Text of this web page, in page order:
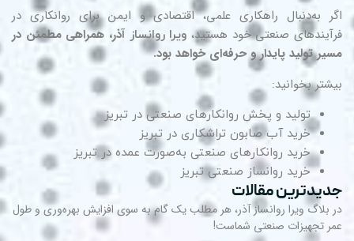
به‌دنبال راهکاری علمی، اقتصادی و ایمن برای روانکاری در
صنعتی خود هستید،ویرا روانسازآذر، همراهی مطمئن در
تولید پایدار و حرفه‌ای خواهد بود.
بخوانید:
تولید و پخش روانکارهای صنعتی در تبریز
خرید آب صابون تراشکاری در تبریز
خرید روانکارهای صنعتی به‌صورت عمده در تبریز
خرید روانساز صنعتی تبریز
مقالات
بلاگ ویرا روانساز آذر، هر مطلب یک گام به سوی افزایش بهره‌وری و طول
تجهیزات صنعتی شماست!